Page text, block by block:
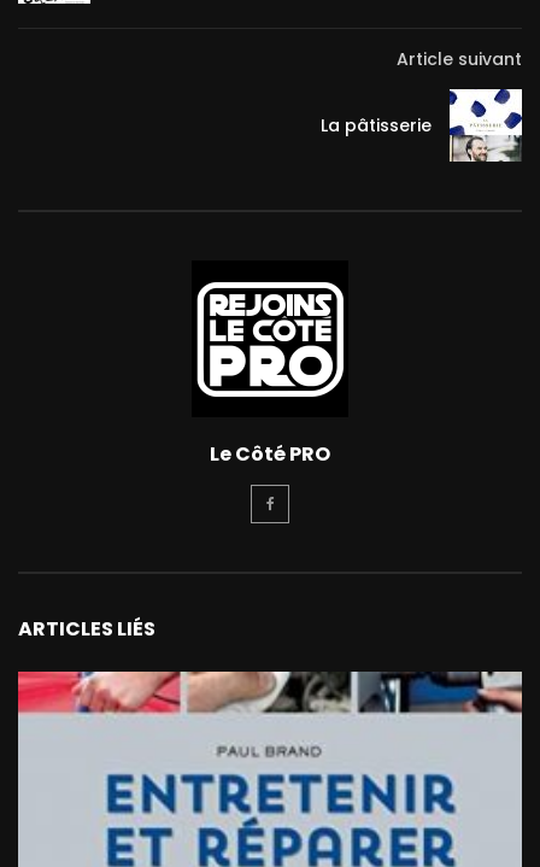
Article suivant
La pâtisserie
Le Côté PRO
ARTICLES LIÉS